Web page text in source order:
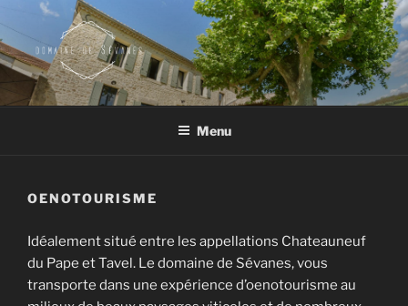
contenu
principal
DOMAINE DE SEVANES
Vin – Huile d'olive – Chambre d'hôtes Gard Occitanie Saint Paul les
Menu
OENOTOURISME
Idéalement situé entre les appellations Chateauneuf
du Pape et Tavel. Le domaine de Sévanes, vous
transporte dans une expérience d’oenotourisme au